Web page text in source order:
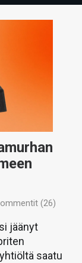
(26)
jäänyt
saatu